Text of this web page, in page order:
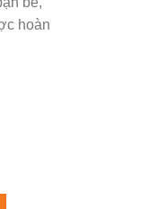
hoàn